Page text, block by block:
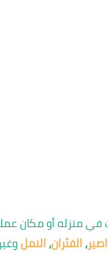
في منزله أو مكان
،الفئران،النمل